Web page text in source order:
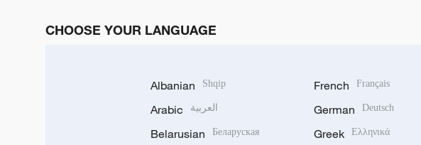
CHOOSE YOUR LANGUAGE
Albanian Shqip
Arabic العربية
Belarusian Беларуская
French Français
German Deutsch
Greek Ελληνικά